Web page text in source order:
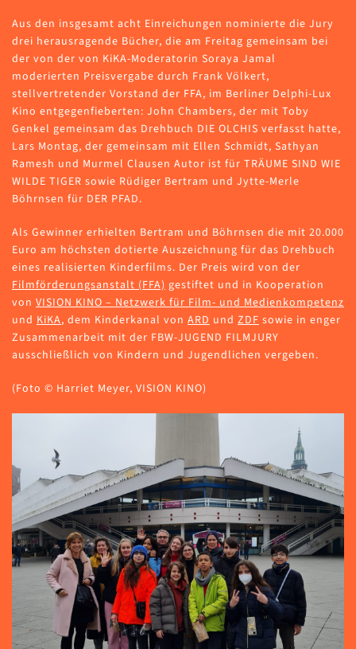
Aus den insgesamt acht Einreichungen nominierte die Jury
drei herausragende Bücher, die am Freitag gemeinsam bei
der von der von KiKA-Moderatorin Soraya Jamal
moderierten Preisvergabe durch Frank Völkert,
stellvertretender Vorstand der FFA, im Berliner Delphi-Lux
Kino entgegenfieberten: John Chambers, der mit Toby
Genkel gemeinsam das Drehbuch DIE OLCHIS verfasst hatte,
Lars Montag, der gemeinsam mit Ellen Schmidt, Sathyan
Ramesh und Murmel Clausen Autor ist für TRÄUME SIND WIE
WILDE TIGER sowie Rüdiger Bertram und Jytte-Merle
Böhrnsen für DER PFAD.
Als Gewinner erhielten Bertram und Böhrnsen die mit 20.000
Euro am höchsten dotierte Auszeichnung für das Drehbuch
eines realisierten Kinderfilms. Der Preis wird von der
Filmförderungsanstalt (FFA) gestiftet und in Kooperation
von VISION KINO – Netzwerk für Film- und Medienkompetenz
und KiKA, dem Kinderkanal von ARD und ZDF sowie in enger
Zusammenarbeit mit der FBW-JUGEND FILMJURY
ausschließlich von Kindern und Jugendlichen vergeben.
(Foto © Harriet Meyer, VISION KINO)